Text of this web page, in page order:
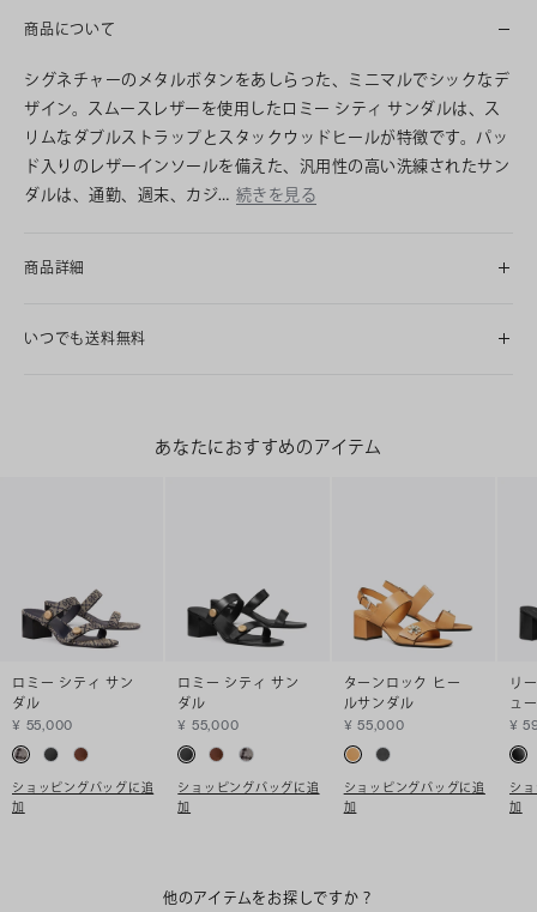
商品について
シグネチャーのメタルボタンをあしらった、ミニマルでシックなデ
ザイン。スムースレザーを使用したロミー シティ サンダルは、ス
リムなダブルストラップとスタックウッドヒールが特徴です。パッ
ド入りのレザーインソールを備えた、汎用性の高い洗練されたサン
ダルは、通勤、週末、カジ… 続きを見る
商品詳細
いつでも送料無料
あなたにおすすめのアイテム
ロミー シティ サン
ダル
¥ 55,000
ショッピングバッグに追
加
ロミー シティ サン
ダル
¥ 55,000
ショッピングバッグに追
加
ターンロック ヒー
ルサンダル
¥ 55,000
ショッピングバッグに追
加
リ
ュ
¥
シ
加
他のアイテムをお探しですか？